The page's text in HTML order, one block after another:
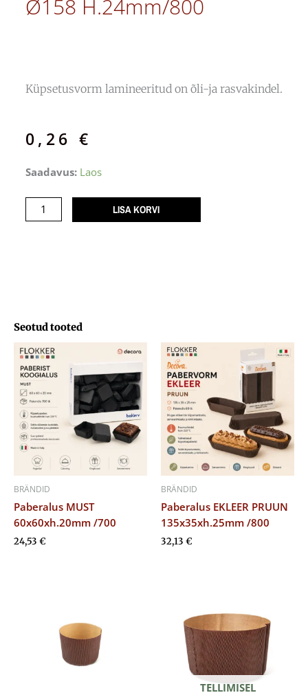
Ø158 H.24mm/800
Küpsetusvorm lamineeritud on õli-ja rasvakindel.
0,26 €
Saadavus: Laos
Küpsetusvorm
Ø158
H.24mm/800
LISA KORVI
Seotud tooted
BRÄNDID
Paberalus MUST
60x60xh.20mm /700
24,53 €
BRÄNDID
Paberalus EKLEER PRUUN
135x35xh.25mm /800
32,13 €
TELLIMISEL